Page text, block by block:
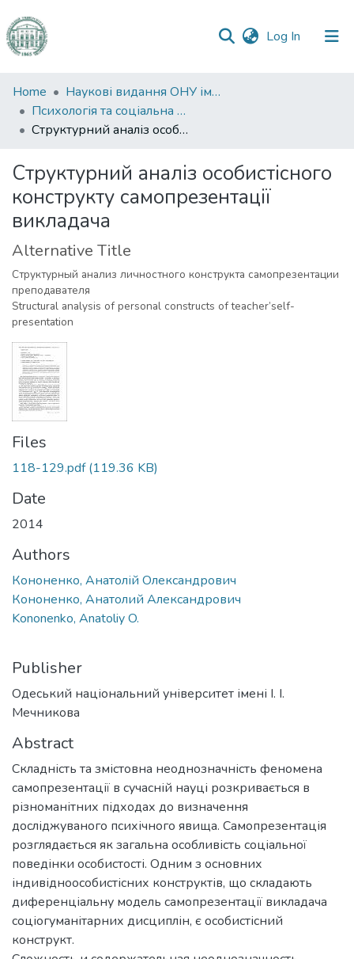
Log In (current)
Communities
&
Collections
Statistics
Home
Наукові видання ОНУ імені І. І. Мечникова
Психологія та соціальна робота
Структурний аналіз особистісного конструкту самопрезентації викладача
Структурний аналіз особистісного
конструкту самопрезентації
викладача
Alternative Title
Структурный анализ личностного конструкта самопрезентации
преподавателя
Structural analysis of personal constructs of teacher’self-
presentation
Files
118-129.pdf(119.36 KB)
Date
2014
Authors
Кононенко, Анатолій Олександрович
Кононенко, Анатолий Александрович
Kononenko, Anatoliy O.
Publisher
Одеський національний університет імені І. І.
Мечникова
Abstract
Складність та змістовна неоднозначність феномена
самопрезентації в сучасній науці розкривається в
різноманітних підходах до визначення
досліджуваного психічного явища. Самопрезентація
розглядається як загальна особливість соціальної
поведінки особистості. Одним з основних
індивідноособистісних конструктів, що складають
диференціальну модель самопрезентації викладача
соціогуманітарних дисциплін, є особистісний
конструкт.